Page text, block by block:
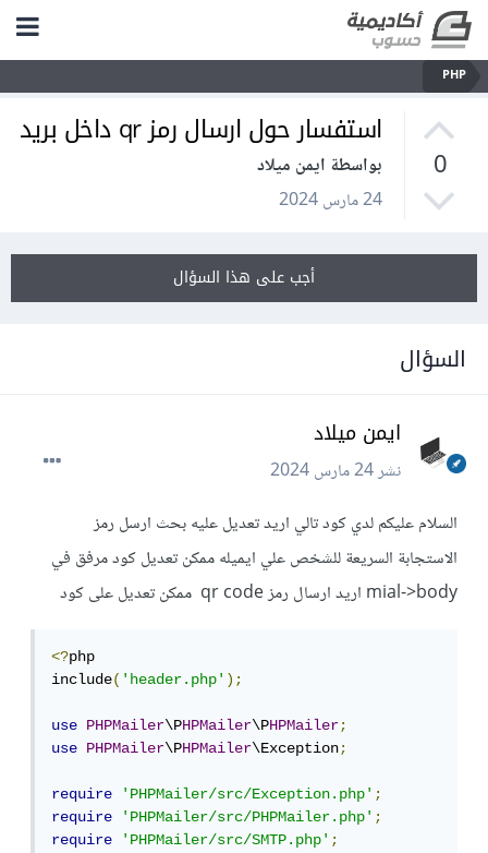
PHP
0
استفسار حول ارسال رمز qr داخل بريد
بواسطة ايمن ميلاد
24 مارس 2024
أجب على هذا السؤال
السؤال
ايمن ميلاد
نشر24 مارس 2024
السلام عليكم لدي كود تالي اريد تعديل عليه بحث ارسل رمز
الاستجابة السريعة للشخص علي ايميله ممكن تعديل كود مرفق في
mial->body اريد ارسال رمز qr code ممكن تعديل على كود
<?php
include('header.php');
use PHPMailer\PHPMailer\PHPMailer;
use
PHPMailer\PHPMailer\Exception;
require 'PHPMailer/src/Exception.php';
require
'PHPMailer/src/PHPMailer.php';
require
'PHPMailer/src/SMTP.php';